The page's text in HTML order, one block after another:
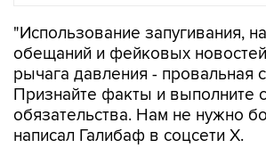
"Использование запугивания,
обещаний и фейковых
рычага давления - провальная
Признайте факты и выполните
обязательства. Нам не нужно
написал Галибаф в соцсети X.